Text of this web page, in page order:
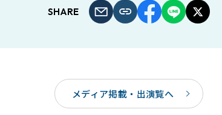
SHARE
メディア掲載・出演覧へ